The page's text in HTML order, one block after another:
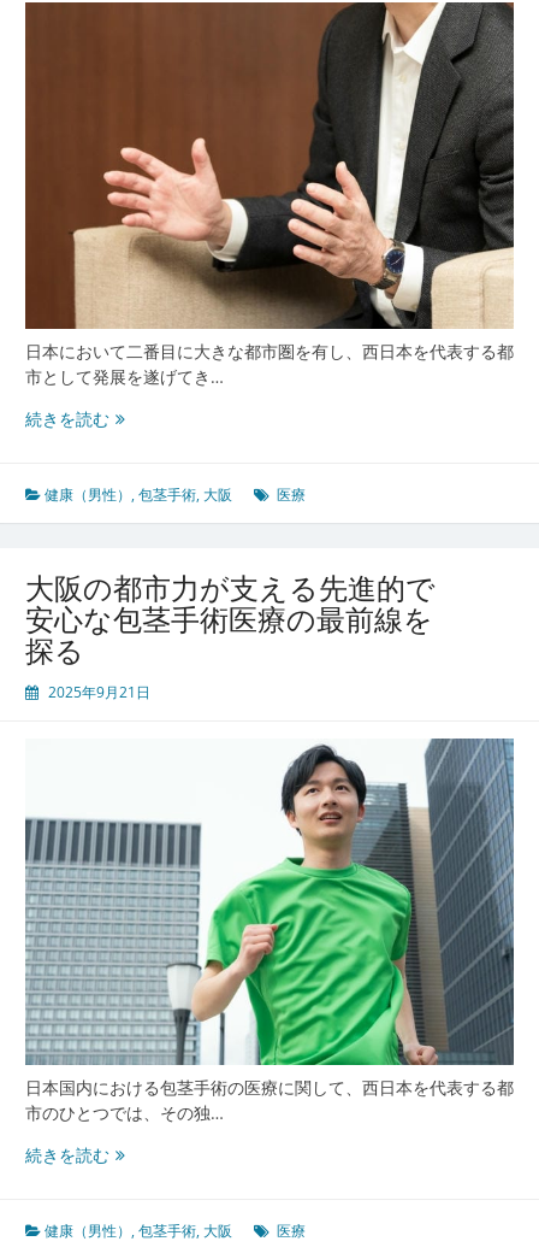
日本において二番目に大きな都市圏を有し、西日本を代表する都
市として発展を遂げてき…
続きを読む大
広
が
泌
尿
器
療
手
術
に
見
る
多
様
化
と
安
の
進
化
健康（男性） ,包茎手術,大阪 医療
大阪の都市力が支える先進的で
安心な包茎手術医療の最前線を
探る
2025年9月21日
日本国内における包茎手術の医療に関して、西日本を代表する都
市のひとつでは、その独…
続きを読む大
都
健康（男性） ,包茎手術,大阪 医療